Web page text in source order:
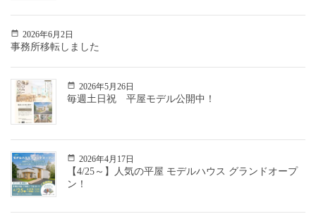
2026年6月2日
事務所移転しました
2026年5月26日
毎週土日祝 平屋モデル公開中！
2026年4月17日
【4/25～】人気の平屋 モデルハウス グランドオープ
ン！